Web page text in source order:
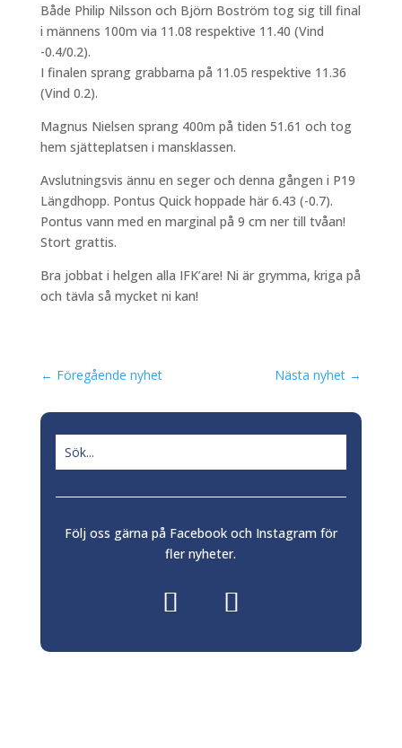
Både Philip Nilsson och Björn Boström tog sig till final
i männens 100m via 11.08 respektive 11.40 (Vind
-0.4/0.2).
I finalen sprang grabbarna på 11.05 respektive 11.36
(Vind 0.2).
Magnus Nielsen sprang 400m på tiden 51.61 och tog
hem sjätteplatsen i mansklassen.
Avslutningsvis ännu en seger och denna gången i P19
Längdhopp. Pontus Quick hoppade här 6.43 (-0.7).
Pontus vann med en marginal på 9 cm ner till tvåan!
Stort grattis.
Bra jobbat i helgen alla IFK’are! Ni är grymma, kriga på
och tävla så mycket ni kan!
← Föregående nyhet Nästa nyhet →
Följ oss gärna på Facebook och Instagram för
fler nyheter.